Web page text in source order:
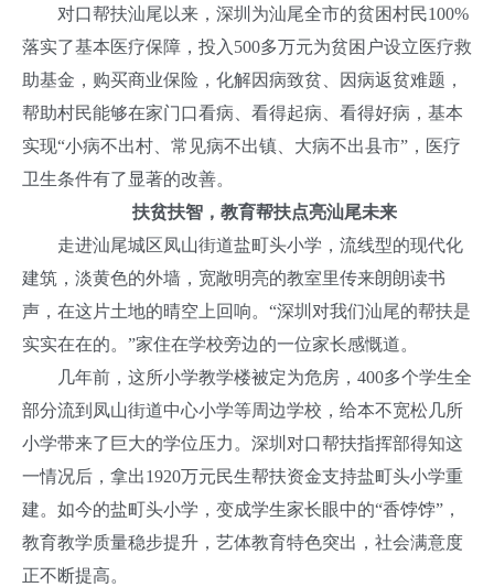
对口帮扶汕尾以来，深圳为汕尾全市的贫困村民100%
落实了基本医疗保障，投入500多万元为贫困户设立医疗救
助基金，购买商业保险，化解因病致贫、因病返贫难题，
帮助村民能够在家门口看病、看得起病、看得好病，基本
实现“小病不出村、常见病不出镇、大病不出县市”，医疗
卫生条件有了显著的改善。
扶贫扶智，教育帮扶点亮汕尾未来
走进汕尾城区凤山街道盐町头小学，流线型的现代化
建筑，淡黄色的外墙，宽敞明亮的教室里传来朗朗读书
声，在这片土地的晴空上回响。“深圳对我们汕尾的帮扶是
实实在在的。”家住在学校旁边的一位家长感慨道。
几年前，这所小学教学楼被定为危房，400多个学生全
部分流到凤山街道中心小学等周边学校，给本不宽松几所
小学带来了巨大的学位压力。深圳对口帮扶指挥部得知这
一情况后，拿出1920万元民生帮扶资金支持盐町头小学重
建。如今的盐町头小学，变成学生家长眼中的“香饽饽”，
教育教学质量稳步提升，艺体教育特色突出，社会满意度
正不断提高。